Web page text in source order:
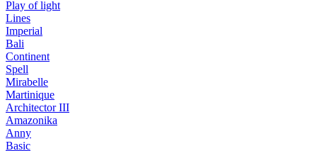
Play of light
Lines
Imperial
Bali
Continent
Spell
Mirabelle
Martinique
Architector III
Amazonika
Anny
Basic